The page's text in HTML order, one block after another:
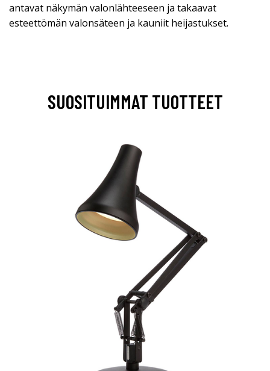
antavat näkymän valonlähteeseen ja takaavat
esteettömän valonsäteen ja kauniit heijastukset.
SUOSITUIMMAT TUOTTEET